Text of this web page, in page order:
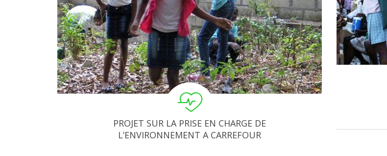
PROJET SUR LA PRISE EN CHARGE DE
L’ENVIRONNEMENT A CARREFOUR